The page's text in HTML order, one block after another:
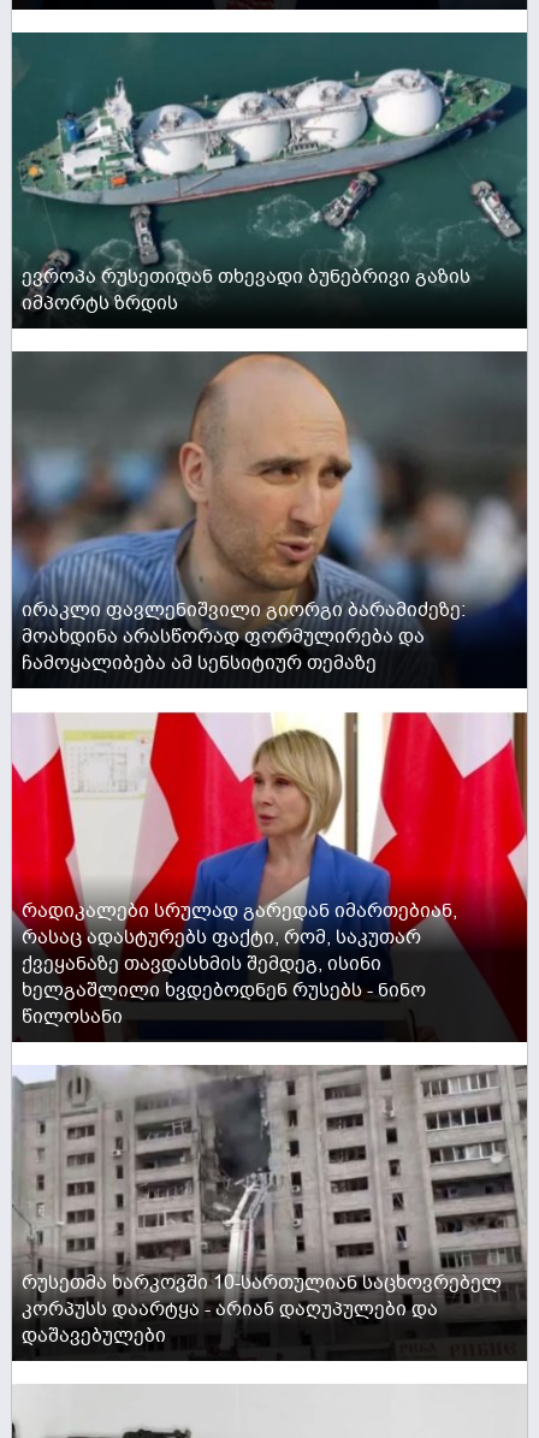
ევროპა რუსეთიდან თხევადი ბუნებრივი გაზის
იმპორტს ზრდის
ირაკლი ფავლენიშვილი გიორგი ბარამიძეზე:
მოახდინა არასწორად ფორმულირება და
ჩამოყალიბება ამ სენსიტიურ თემაზე
რადიკალები სრულად გარედან იმართებიან,
რასაც ადასტურებს ფაქტი, რომ, საკუთარ
ქვეყანაზე თავდასხმის შემდეგ, ისინი
ხელგაშლილი ხვდებოდნენ რუსებს - ნინო
წილოსანი
რუსეთმა ხარკოვში 10-სართულიან საცხოვრებელ
კორპუსს დაარტყა - არიან დაღუპულები და
დაშავებულები